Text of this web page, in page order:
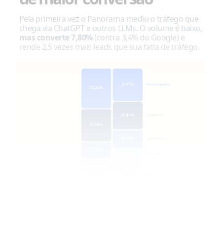
Pela primeira vez o Panorama mediu o tráfego que
chega via ChatGPT e outros LLMs. O volume é baixo,
mas converte 7,80%(contra 3,4% do Google) e
rende 2,5 vezes mais leads que sua fatia de tráfego.